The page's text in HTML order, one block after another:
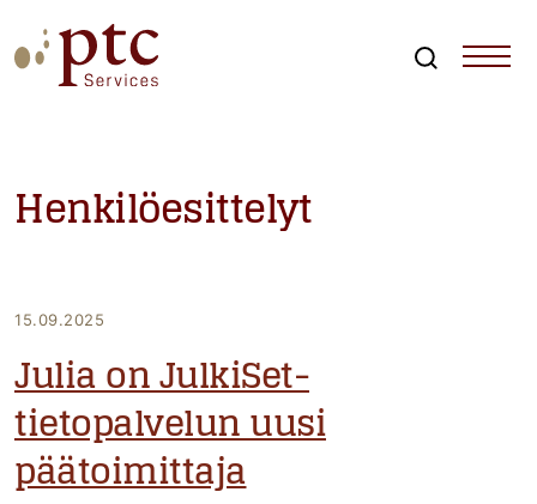
to
content
Henkilöesittelyt
15.09.2025
Julia on JulkiSet-
tietopalvelun uusi
päätoimittaja